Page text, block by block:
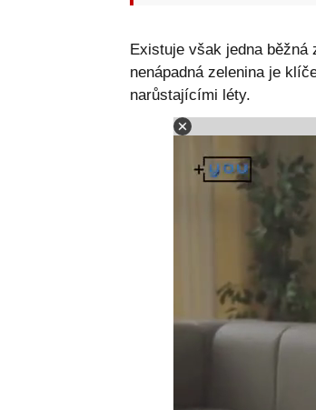
Existuje však jedna běžná
nenápadná zelenina je
narůstajícími léty.